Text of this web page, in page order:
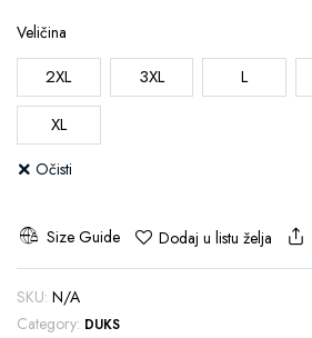
Veličina
2XL 3XL L
XL
Očisti
Size Guide Dodaj u listu želja
SKU: N/A
Category: DUKS